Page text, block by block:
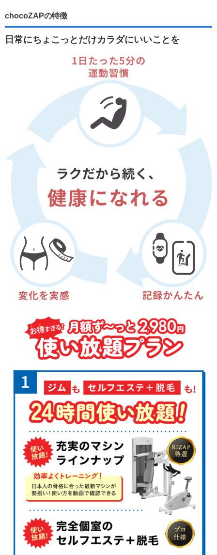
chocoZAPの特徴
日常にちょこっとだけカラダにいいことを